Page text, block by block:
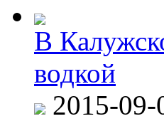
В
водкой
2015-09-